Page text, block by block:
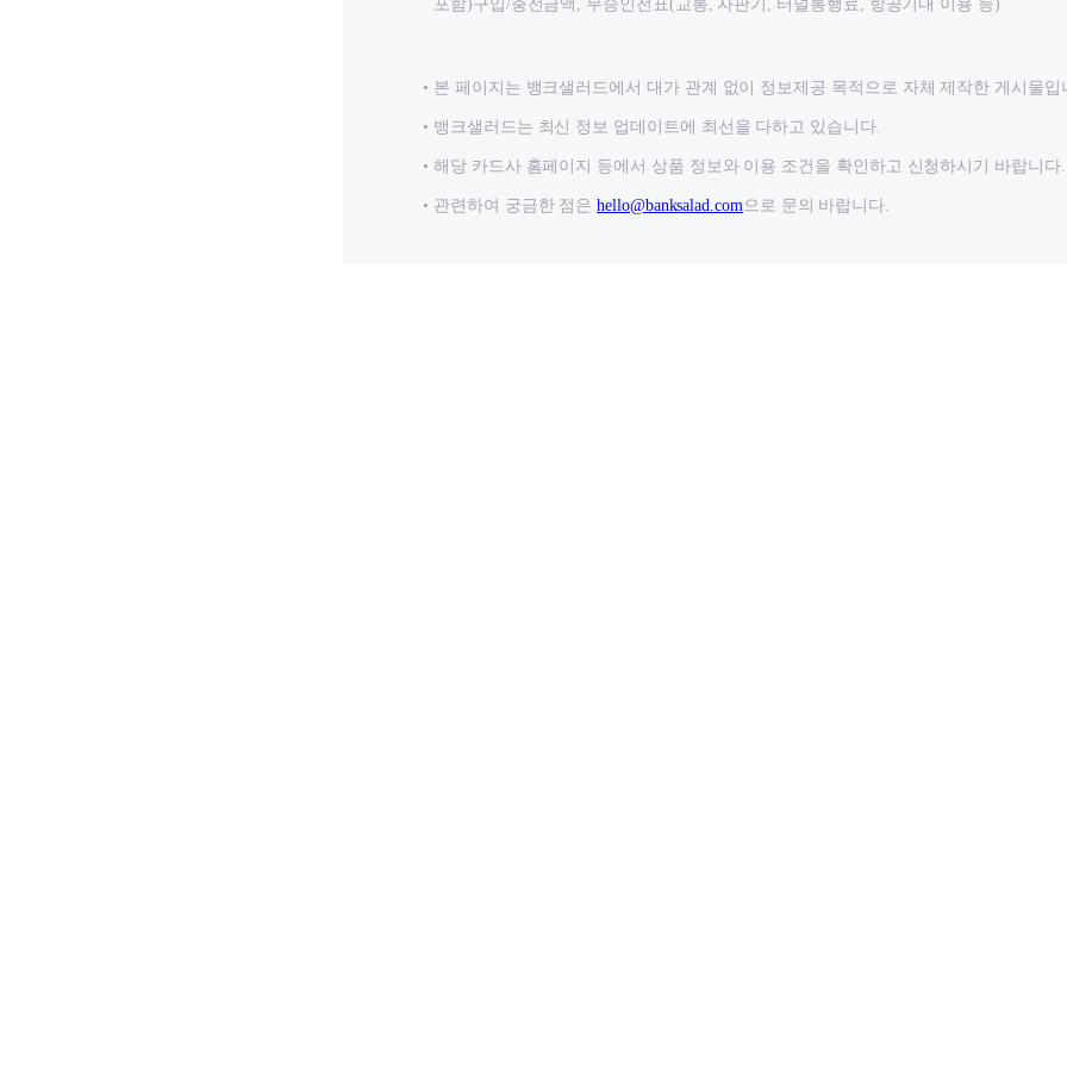
포함)구입/충전금액, 무승인전표(교통, 자판기, 터널통행료, 항공기내 이용 등)
본 페이지는 뱅크샐러드에서 대가 관계 없이 정보제공 목적으로 자체 제작한 게시물입
뱅크샐러드는 최신 정보 업데이트에 최선을 다하고 있습니다.
해당 카드사 홈페이지 등에서 상품 정보와 이용 조건을 확인하고 신청하시기 바랍니다.
관련하여 궁금한 점은 hello@banksalad.com으로 문의 바랍니다.